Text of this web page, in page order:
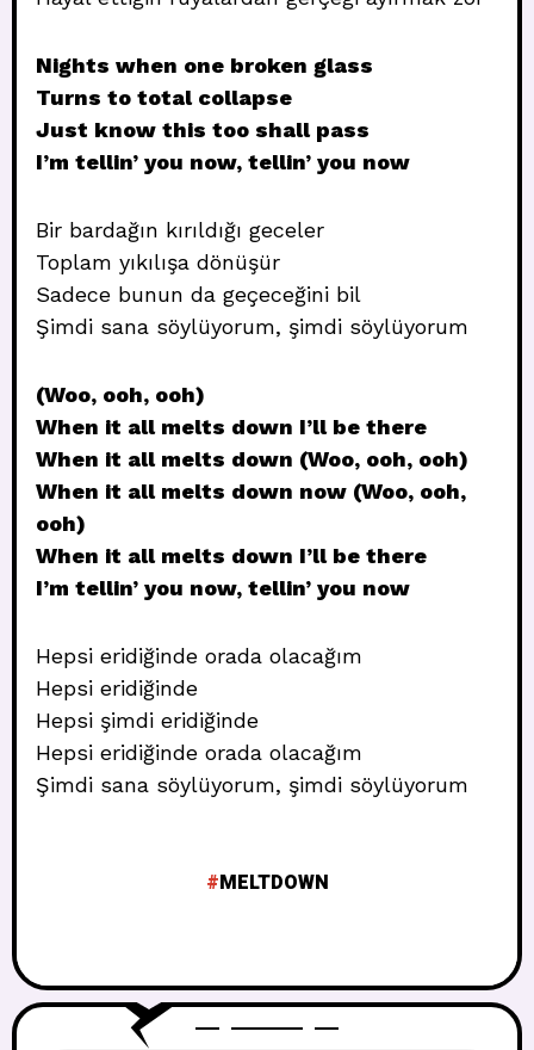
Nights when one broken glass
Turns to total collapse
Just know this too shall pass
I’m tellin’ you now, tellin’ you now
Bir bardağın kırıldığı geceler
Toplam yıkılışa dönüşür
Sadece bunun da geçeceğini bil
Şimdi sana söylüyorum, şimdi söylüyorum
(Woo, ooh, ooh)
When it all melts down I’ll be there
When it all melts down (Woo, ooh, ooh)
When it all melts down now (Woo, ooh,
ooh)
When it all melts down I’ll be there
I’m tellin’ you now, tellin’ you now
Hepsi eridiğinde orada olacağım
Hepsi eridiğinde
Hepsi şimdi eridiğinde
Hepsi eridiğinde orada olacağım
Şimdi sana söylüyorum, şimdi söylüyorum
MELTDOWN